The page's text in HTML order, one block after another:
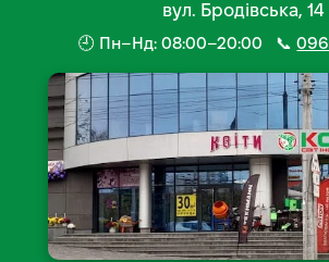
вул. Бродівська, 14
🕘 Пн–Нд: 08:00–20:00 📞